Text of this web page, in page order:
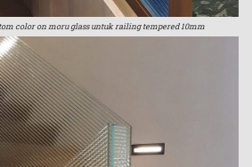
color on moru glass untuk railing tempered 10mm